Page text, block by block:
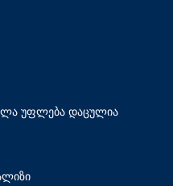
უფლება დაცულია